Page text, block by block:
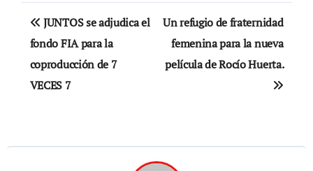
Navegación
de
entradas
JUNTOS se adjudica el
fondo FIA para la
coproducción de 7
VECES 7
Un refugio de fraternidad
femenina para la nueva
película de Rocío Huerta.